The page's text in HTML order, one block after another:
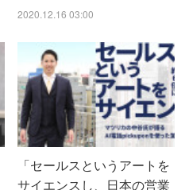
2020.12.16 03:00
「セールスというアートを
サイエンスし、日本の営業